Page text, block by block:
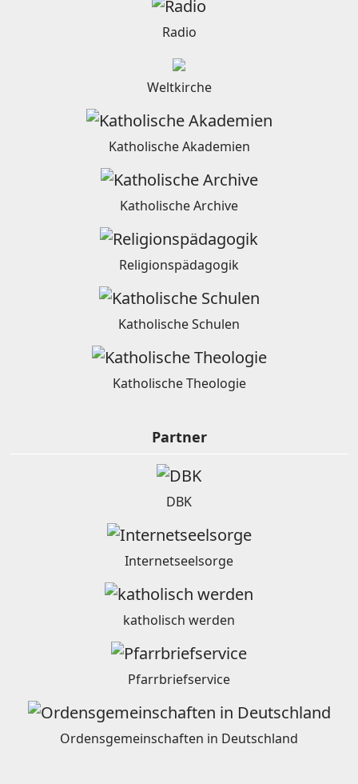
Radio
Weltkirche
Katholische Akademien
Katholische Archive
Religionspädagogik
Katholische Schulen
Katholische Theologie
Partner
DBK
Internetseelsorge
katholisch werden
Pfarrbriefservice
Ordensgemeinschaften in Deutschland